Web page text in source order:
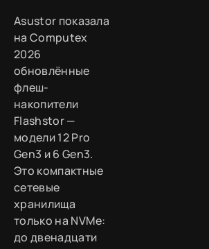
Asustor показала
на Computex
2026
обновлённые
флеш-
накопители
Flashstor —
модели 12 Pro
Gen3 и 6 Gen3.
Это компактные
сетевые
хранилища
только на NVMe:
до двенадцати